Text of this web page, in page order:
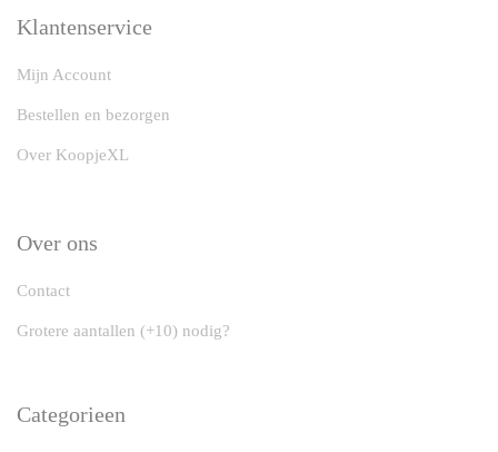
Klantenservice
Mijn Account
Bestellen en bezorgen
Over KoopjeXL
Over ons
Contact
Grotere aantallen (+10) nodig?
Categorieen